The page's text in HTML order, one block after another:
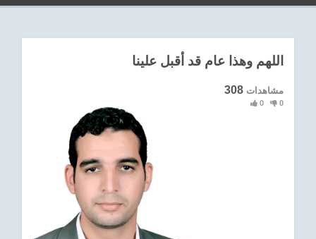
شعر
اناشيد
اللهم وهذا عام قد أقبل علينا
308 مشاهدات
0 0